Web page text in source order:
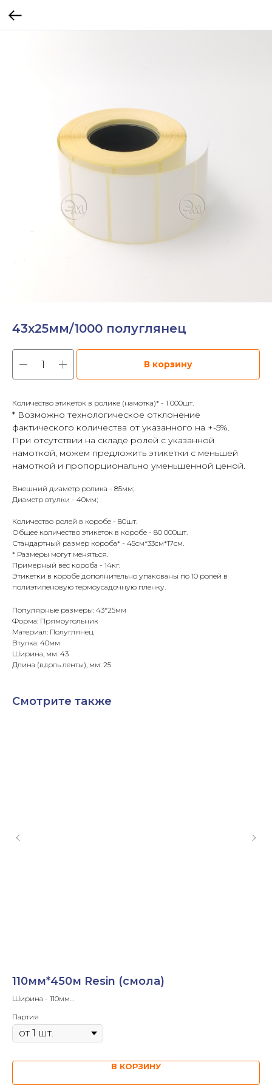
43х25мм/1000 полуглянец
В корзину
Количество этикеток в ролике (намотка)* - 1 000шт.
* Возможно технологическое отклонение
фактического количества от указанного на +-5%.
При отсутствии на складе ролей с указанной
намоткой, можем предложить этикетки с меньшей
намоткой и пропорционально уменьшенной ценой.
Внешний диаметр ролика - 85мм;
Диаметр втулки - 40мм;
Количество ролей в коробе - 80шт.
Общее количество этикеток в коробе - 80 000шт.
Стандартный размер короба* - 45см*33см*17см.
* Размеры могут меняться.
Примерный вес короба - 14кг.
Этикетки в коробе дополнительно упакованы по 10 ролей в
полиэтиленовую термоусадочную пленку.
Популярные размеры: 43*25мм
Форма: Прямоугольник
Материал: Полуглянец
Втулка: 40мм
Ширина, мм: 43
Длина (вдоль ленты), мм: 25
Смотрите также
110мм*450м Resin (смола)
Ширина - 110мм
Диаметр втулки - 1'
Намотка - OUT
Партия
В КОРЗИНУ